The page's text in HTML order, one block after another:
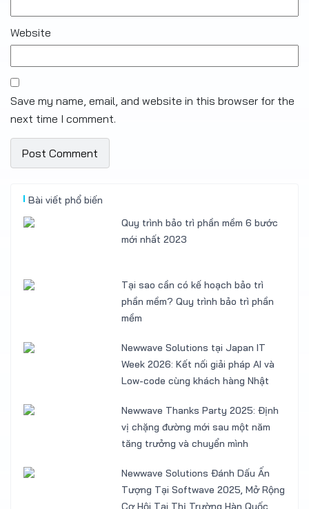
Website
Save my name, email, and website in this browser for the
next time I comment.
Bài viết phổ biến
Quy trình bảo trì phần mềm 6 bước
mới nhất 2023
Tại sao cần có kế hoạch bảo trì
phần mềm? Quy trình bảo trì phần
mềm
Newwave Solutions tại Japan IT
Week 2026: Kết nối giải pháp AI và
Low-code cùng khách hàng Nhật
Newwave Thanks Party 2025: Định
vị chặng đường mới sau một năm
tăng trưởng và chuyển mình
Newwave Solutions Đánh Dấu Ấn
Tượng Tại Softwave 2025, Mở Rộng
Cơ Hội Tại Thị Trường Hàn Quốc